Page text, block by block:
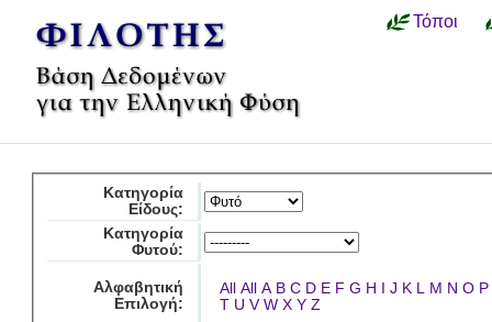
Τόποι
Κατηγορία
Είδους:
Κατηγορία
Φυτού:
Αλφαβητική
Επιλογή:
All All A B C D E F G H I J K L M N O P
T U V W X Y Z